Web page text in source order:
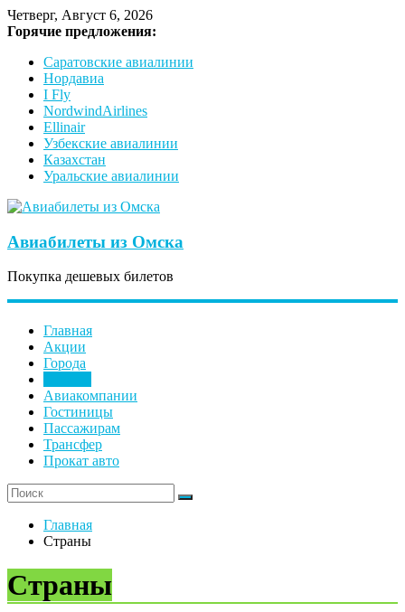
Четверг, Август 6, 2026
Горячие предложения:
Саратовские авиалинии
Нордавиа
I Fly
NordwindAirlines
Ellinair
Узбекские авиалинии
Казахстан
Уральские авиалинии
Авиабилеты из Омска
Покупка дешевых билетов
Главная
Акции
Города
Авиакомпании
Гостиницы
Пассажирам
Трансфер
Прокат авто
Главная
Страны
Страны